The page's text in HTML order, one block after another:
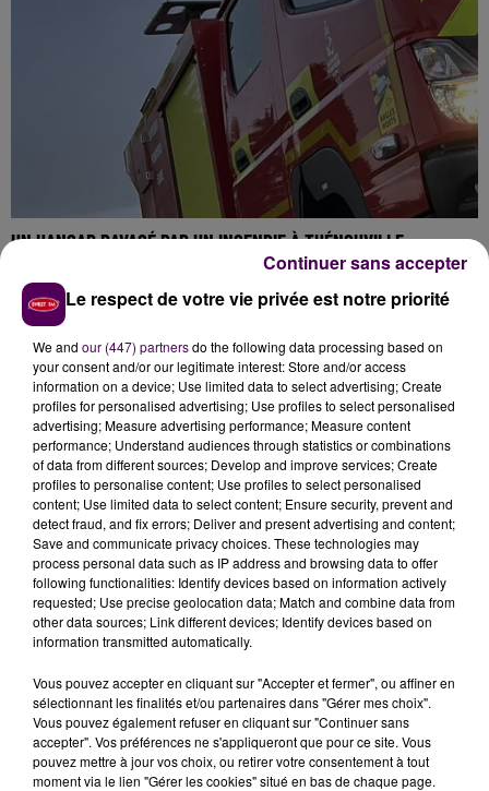
UN HANGAR RAVAGÉ PAR UN INCENDIE À THÉNOUVILLE
EURE : UN MOTARD DÉCÈDE SUR LA D52
Le respect de votre vie privée est notre priorité
We and our (447) partnersdo the following data processing based on
your consent and/or our legitimate interest: Store and/or access
information on a device; Use limited data to select advertising; Create
profiles for personalised advertising; Use profiles to select personalised
advertising; Measure advertising performance; Measure content
performance; Understand audiences through statistics or combinations
of data from different sources; Develop and improve services; Create
profiles to personalise content; Use profiles to select personalised
content; Use limited data to select content; Ensure security, prevent and
detect fraud, and fix errors; Deliver and present advertising and content;
Save and communicate privacy choices. These technologies may
process personal data such as IP address and browsing data to offer
following functionalities: Identify devices based on information actively
requested; Use precise geolocation data; Match and combine data from
other data sources; Link different devices; Identify devices based on
information transmitted automatically.
Vous pouvez accepter en cliquant sur "Accepter et fermer", ou affiner en
sélectionnant les finalités et/ou partenaires dans "Gérer mes choix".
Vous pouvez également refuser en cliquant sur "Continuer sans
accepter". Vos préférences ne s'appliqueront que pour ce site. Vous
pouvez mettre à jour vos choix, ou retirer votre consentement à tout
moment via le lien "Gérer les cookies" situé en bas de chaque page.
Continuer sans accepter